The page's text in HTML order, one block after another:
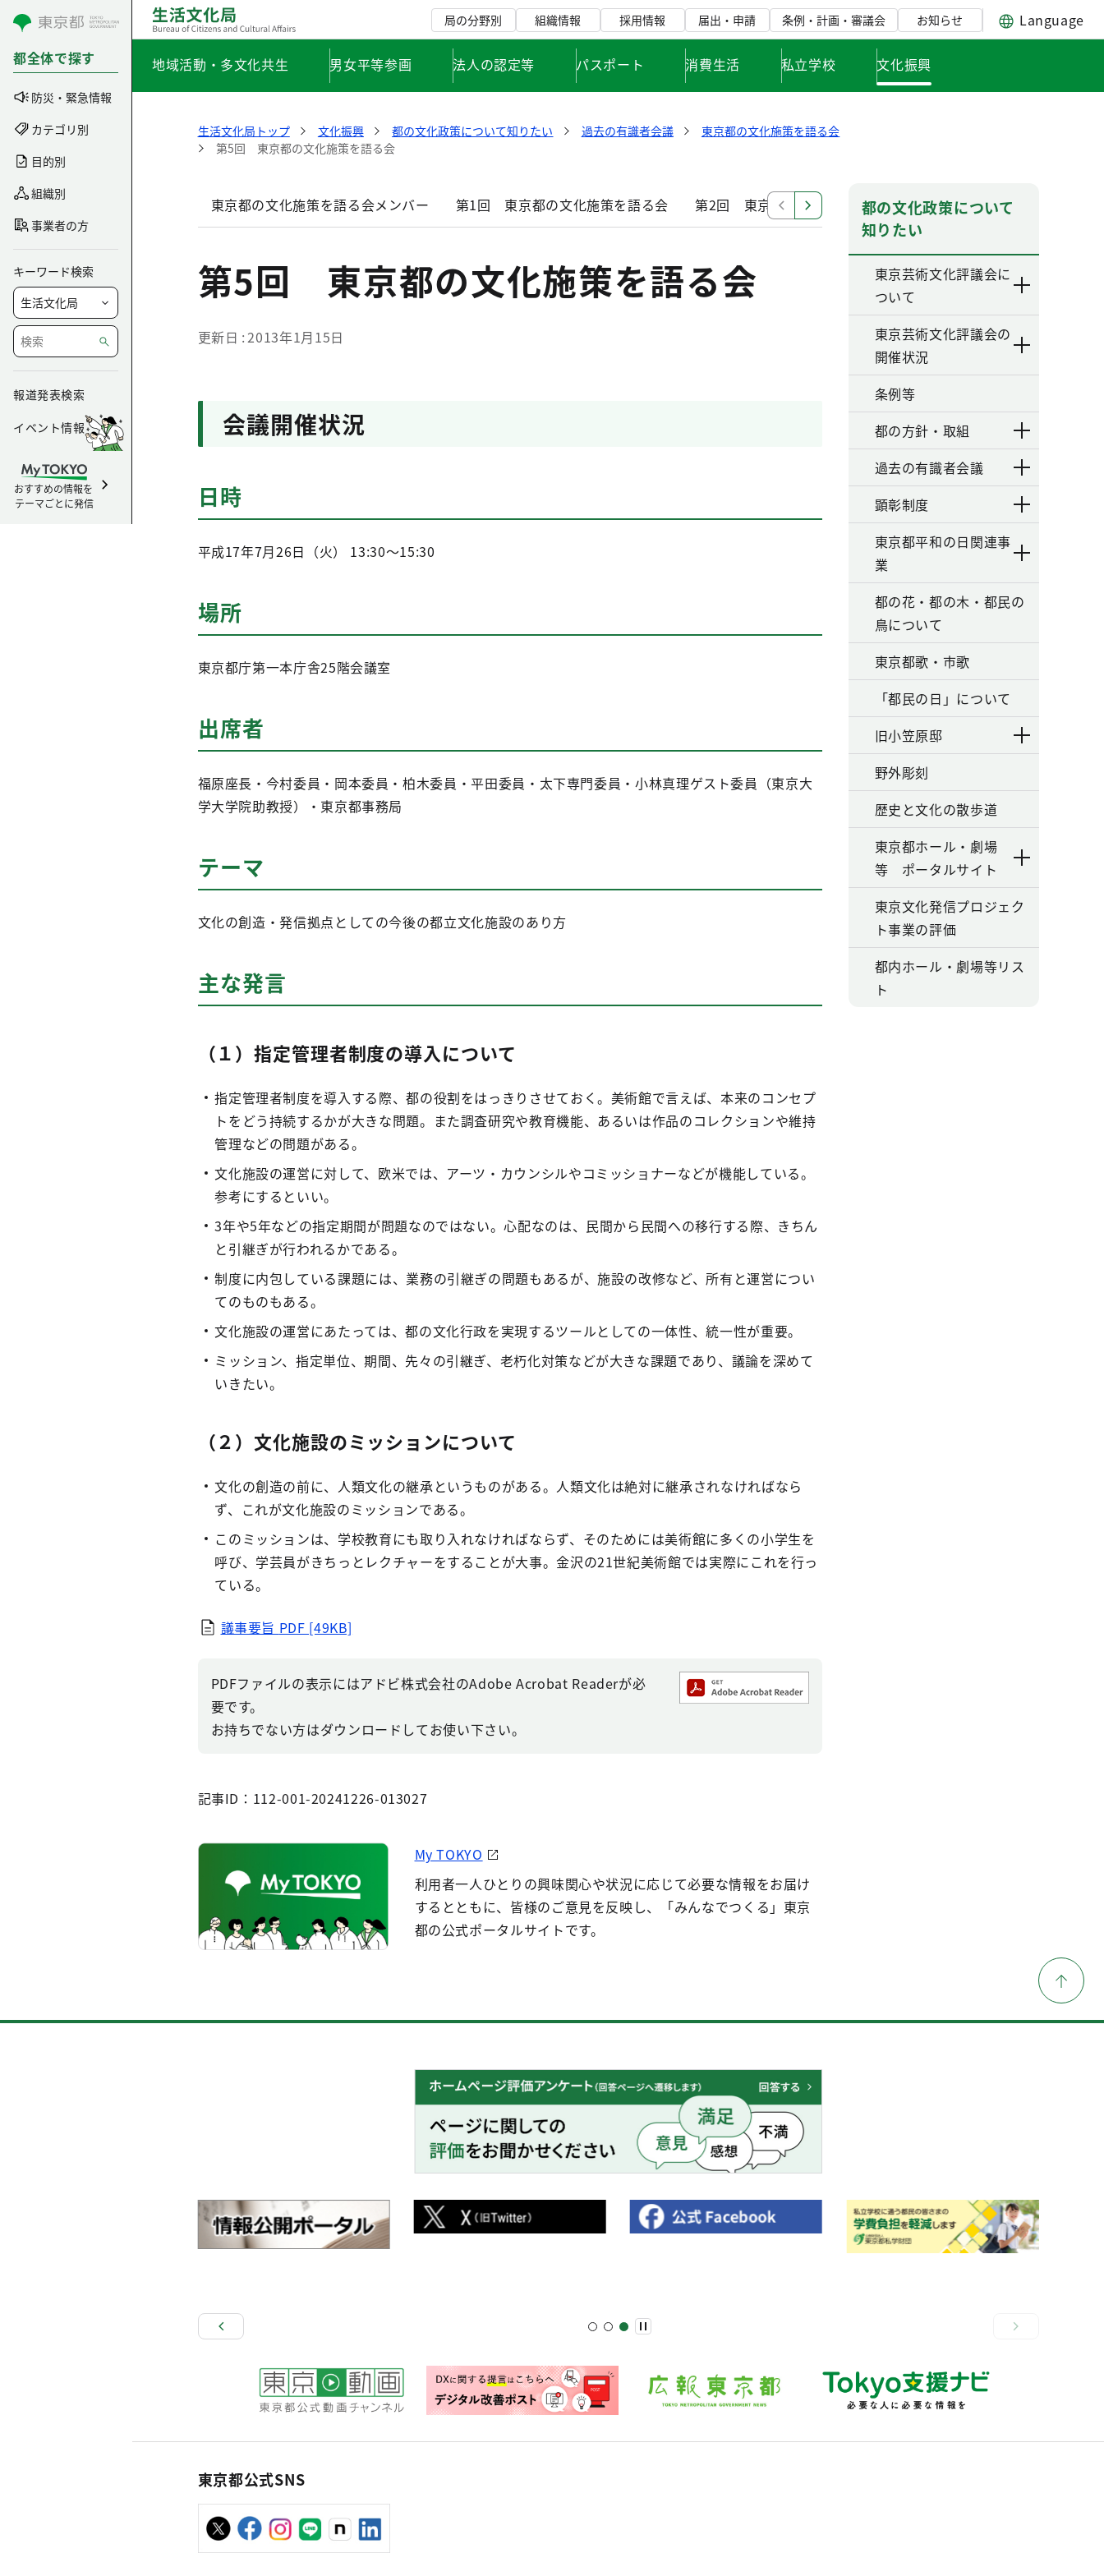
コンテンツにスキップ
都全体で探す
防災・緊急情報
カテゴリ別
目的別
組織別
事業者の方
キーワード検索
報道発表検索
イベント情報
おすすめの情報を
テーマごとに発信
局の分野別 組織情報 採用情報 届出・申請 条例・計画・審議会 お知らせ Language
地域活動・多文化共生 男女平等参画 法人の認定等 パスポート 消費生活 私立学校 文化振興
生活文化局トップ 文化振興 都の文化政策について知りたい 過去の有識者会議
東京都の文化施策を語る会
第5回 東京都の文化施策を語る会
東京都の文化施策を語る会メンバー 第1回 東京都の文化施策を語る会 第2回 東京都の文化施策を語る会 第3回 東京都の文化施策
第5回 東京都の文化施策を語る会
更新日 2013年1月15日
会議開催状況
日時
平成17年7月26日（火） 13:30～15:30
場所
東京都庁第一本庁舎25階会議室
出席者
福原座長・今村委員・岡本委員・柏木委員・平田委員・太下専門委員・小林真理ゲスト委員（東京大
学大学院助教授）・東京都事務局
テーマ
文化の創造・発信拠点としての今後の都立文化施設のあり方
主な発言
（１）指定管理者制度の導入について
指定管理者制度を導入する際、都の役割をはっきりさせておく。美術館で言えば、本来のコンセプ
トをどう持続するかが大きな問題。また調査研究や教育機能、あるいは作品のコレクションや維持
管理などの問題がある。
文化施設の運営に対して、欧米では、アーツ・カウンシルやコミッショナーなどが機能している。
参考にするといい。
3年や5年などの指定期間が問題なのではない。心配なのは、民間から民間への移行する際、きちん
と引継ぎが行われるかである。
制度に内包している課題には、業務の引継ぎの問題もあるが、施設の改修など、所有と運営につい
てのものもある。
文化施設の運営にあたっては、都の文化行政を実現するツールとしての一体性、統一性が重要。
ミッション、指定単位、期間、先々の引継ぎ、老朽化対策などが大きな課題であり、議論を深めて
いきたい。
（２）文化施設のミッションについて
文化の創造の前に、人類文化の継承というものがある。人類文化は絶対に継承されなければなら
ず、これが文化施設のミッションである。
このミッションは、学校教育にも取り入れなければならず、そのためには美術館に多くの小学生を
呼び、学芸員がきちっとレクチャーをすることが大事。金沢の21世紀美術館では実際にこれを行っ
ている。
議事要旨 PDF [49KB]
PDFファイルの表示にはアドビ株式会社のAdobe Acrobat Readerが必
要です。
お持ちでない方はダウンロードしてお使い下さい。
記事ID：112-001-20241226-013027
My TOKYO
利用者一人ひとりの興味関心や状況に応じて必要な情報をお届け
するとともに、皆様のご意見を反映し、「みんなでつくる」東京
都の公式ポータルサイトです。
都の文化政策について
知りたい
東京芸術文化評議会に
ついて
東京芸術文化評議会の
開催状況
条例等
都の方針・取組
過去の有識者会議
顕彰制度
東京都平和の日関連事
業
都の花・都の木・都民の
鳥について
東京都歌・市歌
「都民の日」について
旧小笠原邸
野外彫刻
歴史と文化の散歩道
東京都ホール・劇場
等 ポータルサイト
東京文化発信プロジェク
ト事業の評価
都内ホール・劇場等リス
ト
東京都公式SNS